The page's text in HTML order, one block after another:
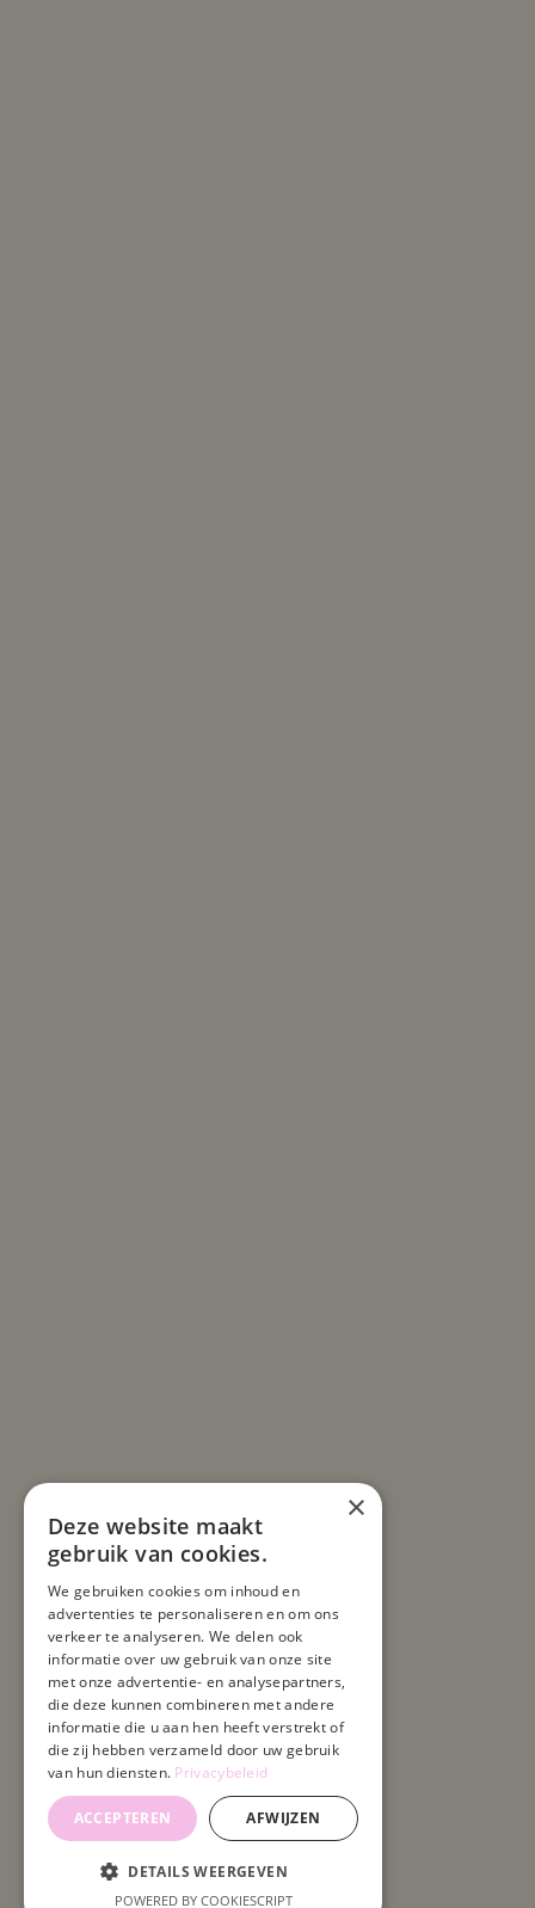
×
Deze website maakt
gebruik van cookies.
We gebruiken cookies om inhoud en
advertenties te personaliseren en om ons
verkeer te analyseren. We delen ook
informatie over uw gebruik van onze site
met onze advertentie- en analysepartners,
die deze kunnen combineren met andere
informatie die u aan hen heeft verstrekt of
die zij hebben verzameld door uw gebruik
van hun diensten. Privacybeleid
ACCEPTEREN AFWIJZEN
DETAILS WEERGEVEN
POWERED BY COOKIESCRIPT